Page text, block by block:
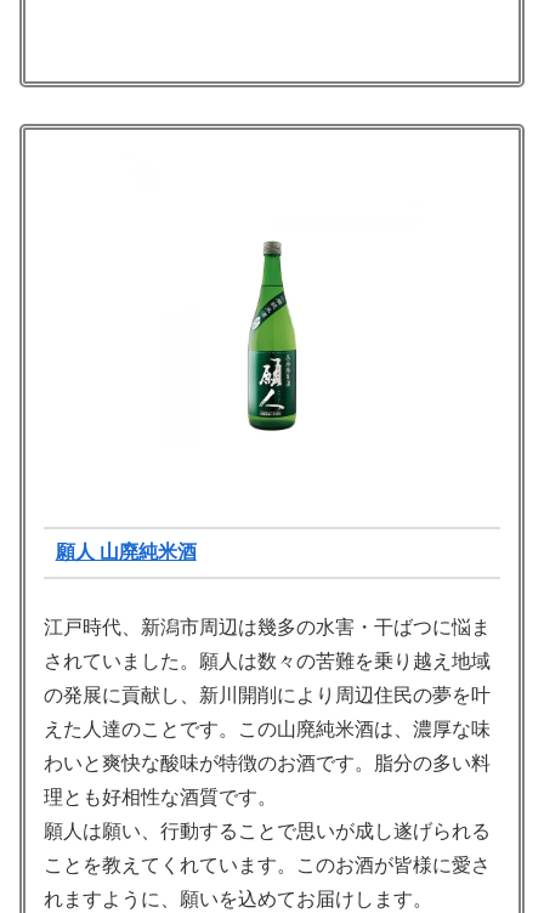
願人 山廃純米酒
江戸時代、新潟市周辺は幾多の水害・干ばつに悩ま
されていました。願人は数々の苦難を乗り越え地域
の発展に貢献し、新川開削により周辺住民の夢を叶
えた人達のことです。この山廃純米酒は、濃厚な味
わいと爽快な酸味が特徴のお酒です。脂分の多い料
理とも好相性な酒質です。
願人は願い、行動することで思いが成し遂げられる
ことを教えてくれています。このお酒が皆様に愛さ
れますように、願いを込めてお届けします。